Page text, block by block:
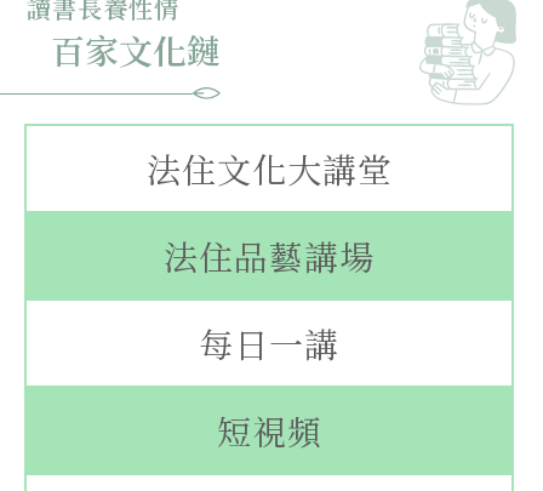
讀書長養性情
百家文化鏈
法住文化大講堂
法住品藝講場
每日一講
短視頻